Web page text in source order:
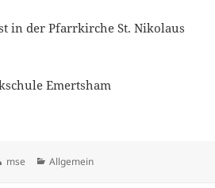
in der Pfarrkirche St. Nikolaus
Emertsham
Autor
mse Kategorien
Allgemein